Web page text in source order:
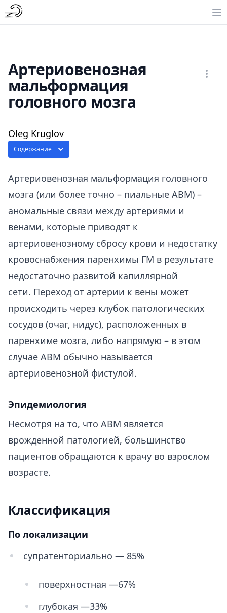
Артериовенозная
мальформация
головного мозга
Oleg Kruglov
Содержание
Артериовенозная мальформация головного
мозга (или более точно – пиальные АВМ) –
аномальные связи между артериями и
венами, которые приводят к
артериовенозному сбросу крови и недостатку
кровоснабжения паренхимы ГМ в результате
недостаточно развитой капиллярной
сети. Переход от артерии к вены может
происходить через клубок патологических
сосудов (очаг, нидус), расположенных в
паренхиме мозга, либо напрямую – в этом
случае АВМ обычно называется
артериовенозной фистулой.
Эпидемиология
Несмотря на то, что АВМ является
врожденной патологией, большинство
пациентов обращаются к врачу во взрослом
возрасте.
Классификация
По локализации
супратенториально — 85%
поверхностная —67%
глубокая —33%